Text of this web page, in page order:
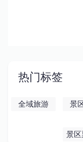
热门标签
全域旅游 景
景区